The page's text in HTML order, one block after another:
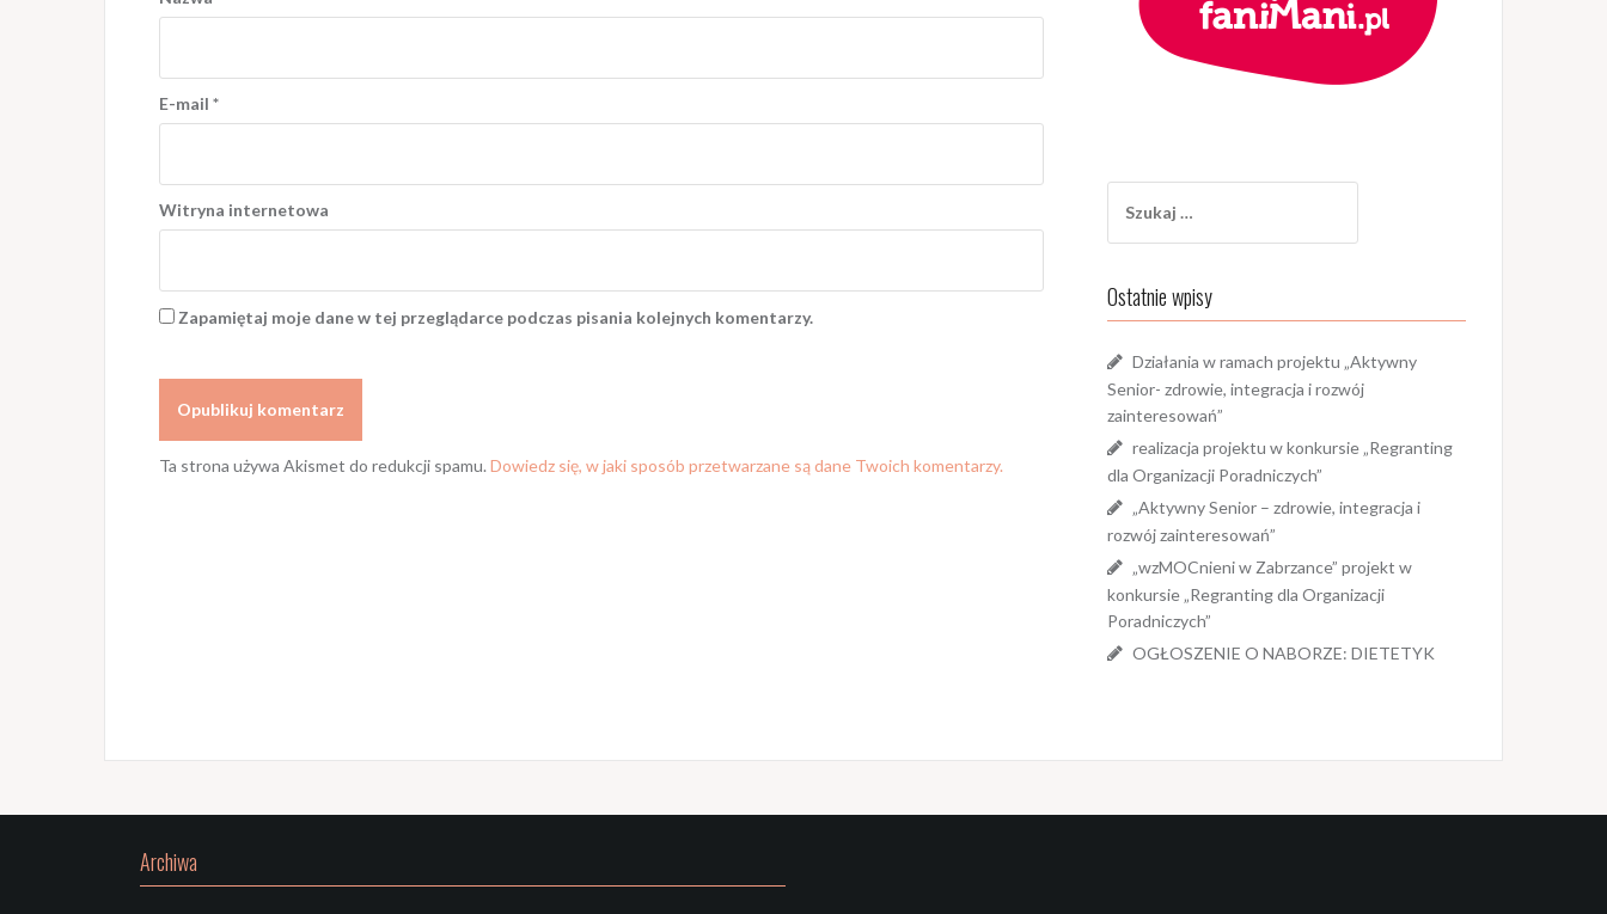
E-mail *
Witryna internetowa
Zapamiętaj moje dane w tej przeglądarce podczas pisania kolejnych komentarzy.
Ta strona używa Akismet do redukcji spamu. Dowiedz się, w jaki sposób przetwarzane są dane Twoich komentarzy.
Ostatnie wpisy
Działania w ramach projektu „Aktywny
Senior- zdrowie, integracja i rozwój
zainteresowań”
realizacja projektu w konkursie „Regranting
dla Organizacji Poradniczych”
„Aktywny Senior – zdrowie, integracja i
rozwój zainteresowań”
„wzMOCnieni w Zabrzance” projekt w
konkursie „Regranting dla Organizacji
Poradniczych”
OGŁOSZENIE O NABORZE: DIETETYK
Archiwa